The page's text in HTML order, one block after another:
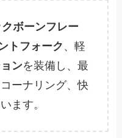
ボーンフレー
トフォーク 、軽
ンを装備し、最
ーナリング、快
ます。